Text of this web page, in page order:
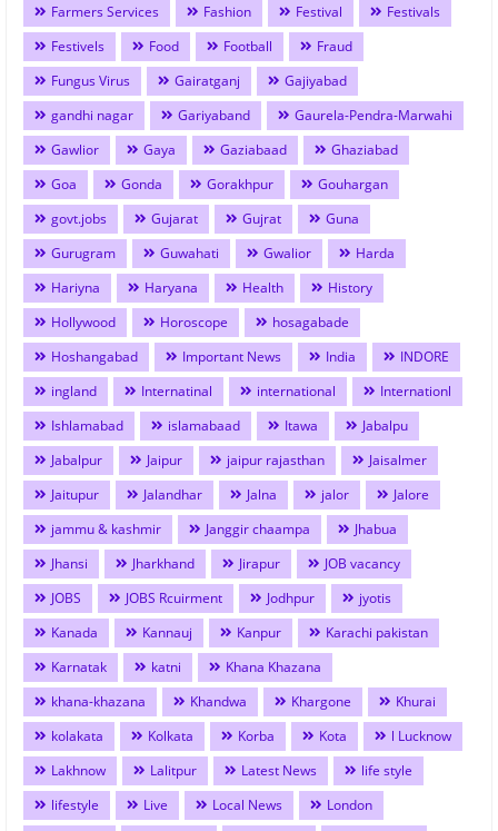
Farmers Services
Fashion Festival
Festivals
Festivels
Food Football
Fraud
Fungus Virus
Gairatganj
Gajiyabad
gandhi nagar
Gariyaband
Gaurela-Pendra-Marwahi
Gawlior
Gaya Gaziabaad
Ghaziabad
Goa
Gonda Gorakhpur
Gouhargan
govt.jobs
Gujarat Gujrat
Guna
Gurugram
Guwahati Gwalior
Harda
Hariyna
Haryana Health
History
Hollywood
Horoscope
hosagabade
Hoshangabad
Important News India
INDORE
ingland
Internatinal international
Internationl
Ishlamabad
islamabaad Itawa
Jabalpu
Jabalpur
Jaipur jaipur rajasthan
Jaisalmer
Jaitupur
Jalandhar Jalna jalor
Jalore
jammu & kashmir
Janggir chaampa
Jhabua
Jhansi
Jharkhand Jirapur
JOB vacancy
JOBS
JOBS Rcuirment Jodhpur
jyotis
Kanada
Kannauj Kanpur
Karachi pakistan
Karnatak
katni
Khana Khazana
khana-khazana
Khandwa Khargone
Khurai
kolakata
Kolkata Korba Kota
l Lucknow
Lakhnow
Lalitpur Latest News
life style
lifestyle
Live Local News
London